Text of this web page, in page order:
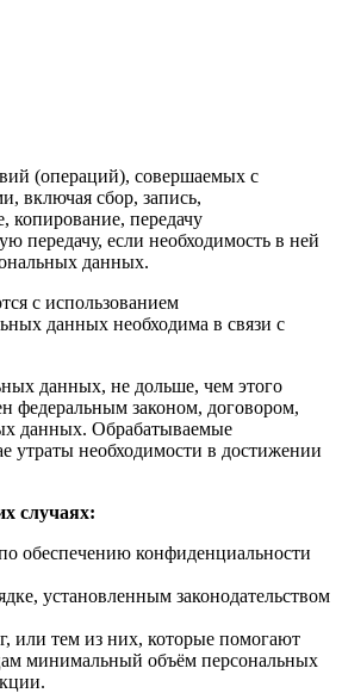
(операций), совершаемых с
включая сбор, запись,
копирование, передачу
передачу, если необходимость в ней
данных.
с использованием
данных необходима в связи с
данных, не дольше, чем этого
федеральным законом, договором,
данных. Обрабатываемые
утраты необходимости в достижении
случаях:
обеспечению конфиденциальности
установленным законодательством
или тем из них, которые помогают
минимальный объём персональных